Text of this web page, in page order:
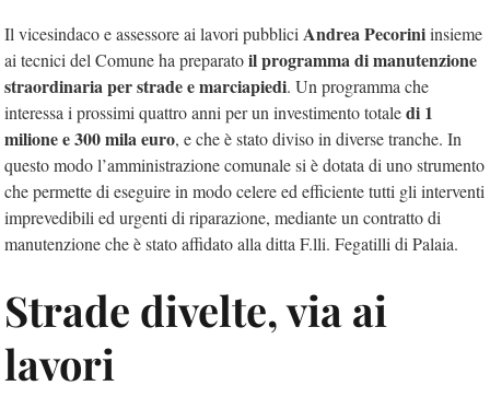
Il vicesindaco e assessore ai lavori pubblici Andrea Pecoriniinsieme
ai tecnici del Comune ha preparatoil programma di manutenzione
straordinaria per strade e marciapiedi. Un programma che
interessa i prossimi quattro anni per un investimento totaledi 1
milione e 300 mila euro, e che è stato diviso in diverse tranche. In
questo modo l’amministrazione comunale si è dotata di uno strumento
che permette di eseguire in modo celere ed efficiente tutti gli interventi
imprevedibili ed urgenti di riparazione, mediante un contratto di
manutenzione che è stato affidato alla ditta F.lli. Fegatilli di Palaia.
Strade divelte, via ai
lavori